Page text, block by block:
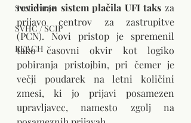
Svetovanje
SVHC / SCIP
REACH
revidiran sistem plačila UFI taks za
prijavo centrov za zastrupitve
(PCN). Novi pristop je spremenil
tako časovni okvir kot logiko
pobiranja pristojbin, pri čemer je
večji poudarek na letni količini
zmesi, ki jo prijavi posamezen
upravljavec, namesto zgolj na